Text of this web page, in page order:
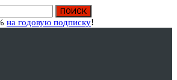
на годовую подписку!